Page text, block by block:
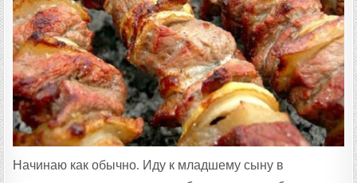
Начинаю как обычно. Иду к младшему сыну в